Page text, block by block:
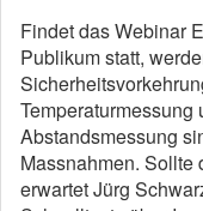
Findet das Webinar
Publikum statt,
Temperaturmessung
Abstandsmessung
Massnahmen. Sollte
erwartet Jürg